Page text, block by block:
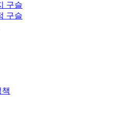
구슬
구슬